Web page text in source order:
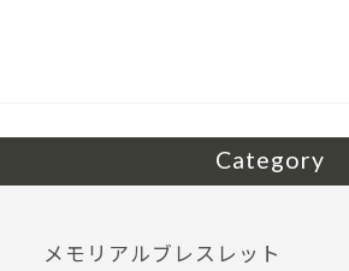
Category
メモリアルブレスレット